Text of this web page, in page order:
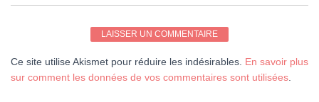
Ce site utilise Akismet pour réduire les indésirables. En savoir plus
sur comment les données de vos commentaires sont utilisées